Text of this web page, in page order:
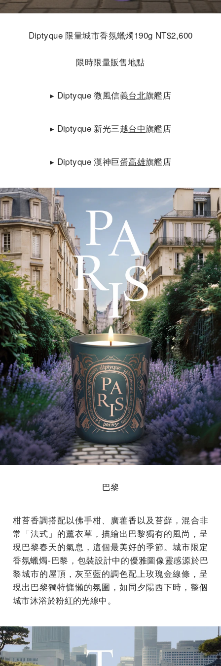
Diptyque 限量城市香氛蠟燭190g NT$2,600
限時限量販售地點
▸ Diptyque 微風信義台北旗艦店
▸ Diptyque 新光三越台中旗艦店
▸ Diptyque 漢神巨蛋高雄旗艦店
巴黎
柑苔香調搭配以佛手柑、廣藿香以及苔蘚，混合非
常「法式」 的薰衣草，描繪出巴黎獨有的風尚，呈
現巴黎春天的氣息 ， 這個最美好的季節。城市限定
香氛蠟燭-巴黎，包裝設計中的優雅圖像靈感源於巴
黎城市的屋頂 ，灰至藍的調色配上玫瑰金線條， 呈
現出巴黎獨特慵懶的氛圍，如同夕陽西下時， 整個
城市沐浴於粉紅的光線中。